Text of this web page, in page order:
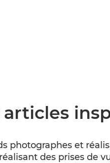
photographes et
des prises de